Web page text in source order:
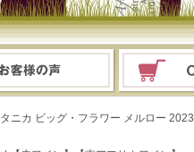
ニカ ビッグ・フラワー メルロー 2023